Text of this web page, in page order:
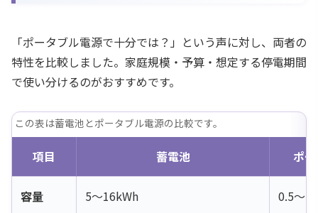
「ポータブル電源で十分では？」という声に対し、両者の
特性を比較しました。家庭規模・予算・想定する停電期間
で使い分けるのがおすすめです。
この表は蓄電池とポータブル電源の比較です。
項目 蓄電池 ポ
容量 5〜16kWh 0.5〜